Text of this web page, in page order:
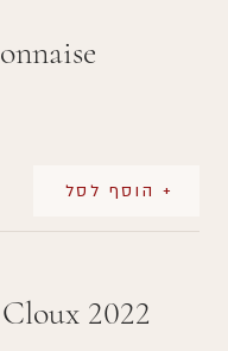
+ הוסף לסל
2022